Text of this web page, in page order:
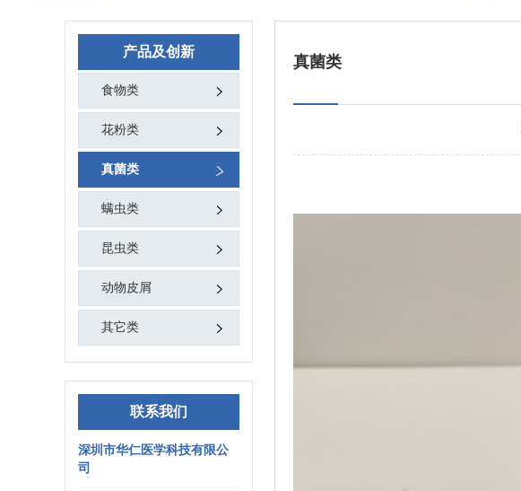
产品及创新
食物类
花粉类
真菌类
螨虫类
昆虫类
动物皮屑
其它类
联系我们
深圳市华仁医学科技有限公
司
真菌类